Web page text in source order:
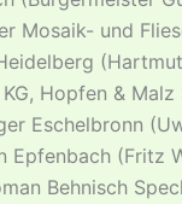
Mosaik- und
Hopfen &
Eschelbronn
Epfenbach (Fritz
Behnisch